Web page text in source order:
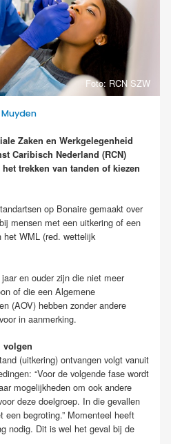
Foto: RCN SZW
Zaken en Werkgelegenheid
Caribisch Nederland (RCN)
trekken van tanden of kiezen
op Bonaire gemaakt over
mensen met een uitkering of een
het WML (red. wettelijk
en ouder zijn die niet meer
of die een Algemene
(AOV) hebben zonder andere
in aanmerking.
volgen
(uitkering) ontvangen volgt vanuit
“Voor de volgende fase wordt
mogelijkheden om ook andere
deze doelgroep. In die gevallen
een begroting.” Momenteel heeft
nodig. Dit is wel het geval bij de